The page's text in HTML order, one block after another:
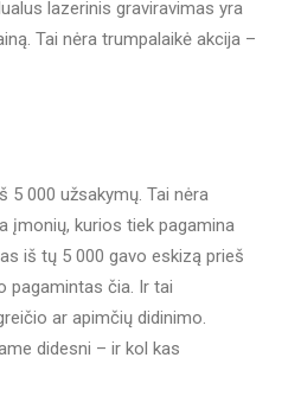
lazerinis graviravimas yra
Tai nėra trumpalaikė akcija –
5 000 užsakymų. Tai nėra
įmonių, kurios tiek pagamina
iš tų 5 000 gavo eskizą prieš
pagamintas čia. Ir tai
ar apimčių didinimo.
didesni – ir kol kas